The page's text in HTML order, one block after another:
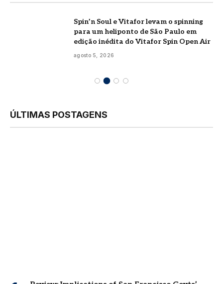
Spin’n Soul e Vitafor levam o spinning
para um heliponto de São Paulo em
edição inédita do Vitafor Spin Open Air
agosto 5, 2026
ÚLTIMAS POSTAGENS